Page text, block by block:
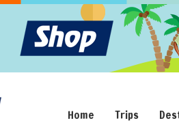
Home Trips